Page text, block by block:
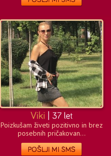
Poizkušam živeti pozitivno in brez
posebnih pričakovan...